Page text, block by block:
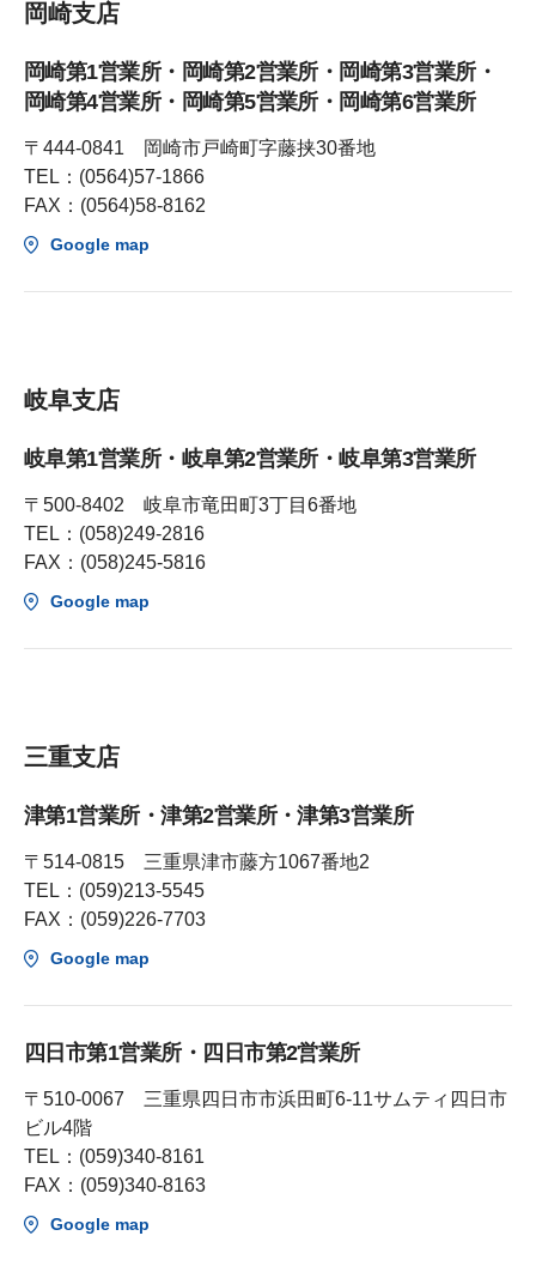
岡崎支店
岡崎第1営業所・岡崎第2営業所・岡崎第3営業所・
岡崎第4営業所・岡崎第5営業所・岡崎第6営業所
〒444-0841 岡崎市戸崎町字藤挟30番地
TEL：(0564)57-1866
FAX：(0564)58-8162
Google map
岐阜支店
岐阜第1営業所・岐阜第2営業所・岐阜第3営業所
〒500-8402 岐阜市竜田町3丁目6番地
TEL：(058)249-2816
FAX：(058)245-5816
Google map
三重支店
津第1営業所・津第2営業所・津第3営業所
〒514-0815 三重県津市藤方1067番地2
TEL：(059)213-5545
FAX：(059)226-7703
Google map
四日市第1営業所・四日市第2営業所
〒510-0067 三重県四日市市浜田町6-11サムティ四日市
ビル4階
TEL：(059)340-8161
FAX：(059)340-8163
Google map